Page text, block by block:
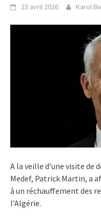
23 avril 2026 Karol
A la veille d’une visite de
Medef, Patrick Martin, a
à un réchauffement des
l’Algérie.